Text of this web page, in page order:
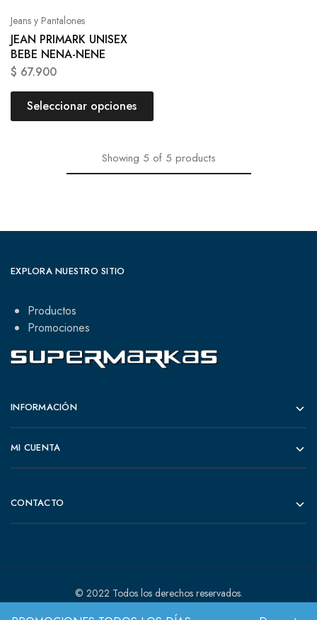
Jeans y Pantalones
JEAN PRIMARK UNISEX
BEBE NENA-NENE
$ 67.900
Seleccionar opciones
Showing 5 of 5 products
EXPLORA NUESTRO SITIO
Productos
Promociones
INFORMACIÓN
MI CUENTA
CONTACTO
© 2022 Todos los derechos reservados.